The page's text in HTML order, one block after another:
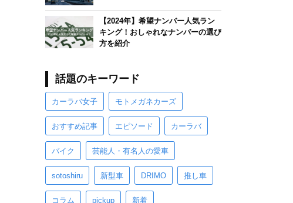
【2024年】希望ナンバー人気ラン
キング！おしゃれなナンバーの選び
方を紹介
話題のキーワード
カーラバ女子 モトメガネカーズ
おすすめ記事 エピソード カーラバ
バイク 芸能人・有名人の愛車
sotoshiru 新型車 DRIMO 推し車
コラム pickup 新着